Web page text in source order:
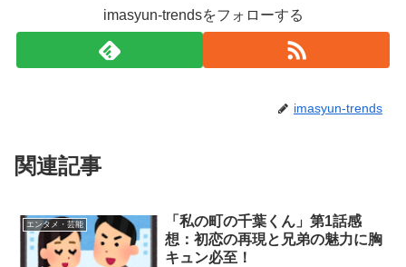
imasyun-trendsをフォローする
imasyun-trends
関連記事
エンタメ・芸能
「私の町の千葉くん」第1話感
想：初恋の再現と兄弟の魅力に胸
キュン必至！